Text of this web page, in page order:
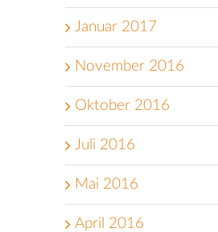
Januar 2017
November 2016
Oktober 2016
Juli 2016
Mai 2016
April 2016